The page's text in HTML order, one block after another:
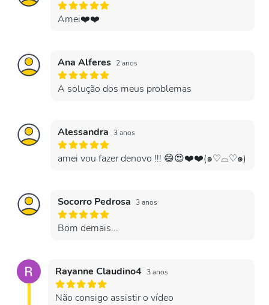
Amei❤️❤️
Ana Alferes 2 anos
A solução dos meus problemas
Alessandra 3 anos
amei vou fazer denovo !!! 😄😍❤️❤️(⁠๑⁠♡⁠⌓⁠♡⁠๑⁠)
Socorro Pedrosa 3 anos
Bom demais...
Rayanne Claudino4 3 anos
Não consigo assistir o vídeo